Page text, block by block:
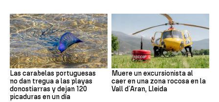
Las carabelas portuguesas
no dan tregua a las playas
donostiarras y dejan 120
picaduras en un día
Muere un excursionista al
caer en una zona rocosa en la
Vall d´Aran, Lleida